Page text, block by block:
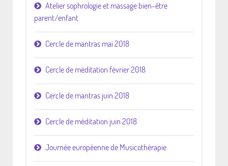
Atelier sophrologie et massage bien-être
parent/enfant
Cercle de mantras mai 2018
Cercle de méditation février 2018
Cercle de mantras juin 2018
Cercle de méditation juin 2018
Journée européenne de Musicothérapie